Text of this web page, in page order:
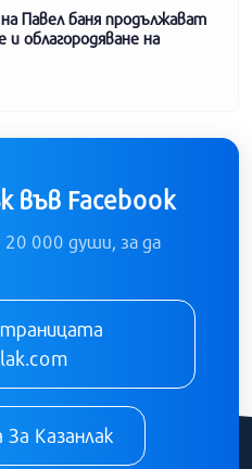
Павел баня продължават
облагородяване на
във Facebook
000 души, за да
За Казанлак